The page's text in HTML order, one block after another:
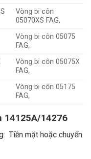
Vòng bi côn
05070XS FAG,
Vòng bi côn 05075
FAG,
Vòng bi côn 05075X
FAG,
Vòng bi côn 05175
FAG,
14125A/14276
Tiền mặt hoặc chuyển